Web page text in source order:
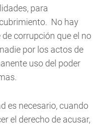
para
No hay
corrupción que el no
por los actos de
uso del poder
es necesario, cuando
el derecho de acusar,